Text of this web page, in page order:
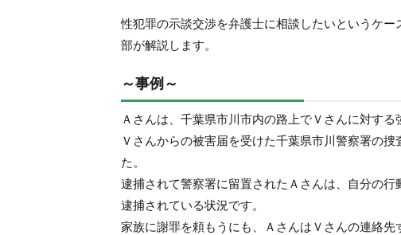
性犯罪の示談交渉を弁護士に相談したいというケ
部が解説します。
～事例～
Ａさんは、千葉県市川市内の路上でＶさんに対す
Ｖさんからの被害届を受けた千葉県市川警察署の
た。
逮捕されて警察署に留置されたＡさんは、自分の
逮捕されている状況です。
家族に謝罪を頼もうにも、ＡさんはＶさんの連絡先